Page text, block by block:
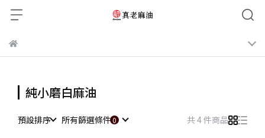
純小磨白麻油
預設排序 所有篩選條件 共 4 件商品